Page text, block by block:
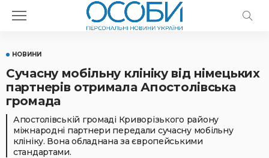
НОВИНИ
Сучасну мобільну клініку від німецьких
партнерів отримала Апостолівська
громада
Апостолівській громаді Криворізького району
міжнародні партнери передали сучасну мобільну
клініку. Вона обладнана за європейськими
стандартами.